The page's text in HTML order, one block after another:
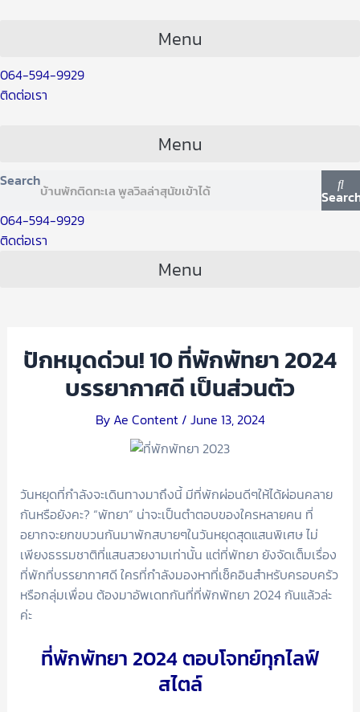
Menu
064-594-9929
ติดต่อเรา
Menu
Search
064-594-9929
ติดต่อเรา
Menu
ปักหมุดด่วน! 10 ที่พักพัทยา 2024
บรรยากาศดี เป็นส่วนตัว
By Ae Content / June 13, 2024
วันหยุดที่กำลังจะเดินทางมาถึงนี้ มีที่พักผ่อนดีๆให้ได้ผ่อนคลาย
กันหรือยังคะ? “พัทยา” น่าจะเป็นตำตอบของใครหลายคน ที่
อยากจะยกขบวนกันมาพักสบายๆในวันหยุดสุดแสนพิเศษ ไม่
เพียงธรรมชาติที่แสนสวยงามเท่านั้น แต่ที่พัทยา ยังจัดเต็มเรื่อง
ที่พักที่บรรยากาศดี ใครที่กำลังมองหาที่เช็คอินสำหรับครอบครัว
หรือกลุ่มเพื่อน ต้องมาอัพเดทกันที่ที่พักพัทยา 2024 กันแล้วล่ะ
ค่ะ
ที่พักพัทยา 2024 ตอบโจทย์ทุกไลฟ์
สไตล์